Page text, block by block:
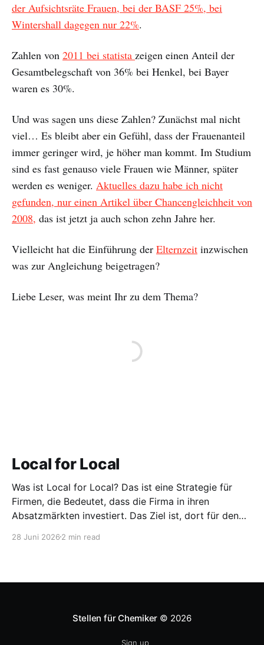
der Aufsichtsräte Frauen, bei der BASF 25%, bei
Wintershall dagegen nur 22%.
Zahlen von 2011 bei statista zeigen einen Anteil der
Gesamtbelegschaft von 36% bei Henkel, bei Bayer
waren es 30%.
Und was sagen uns diese Zahlen? Zunächst mal nicht
viel… Es bleibt aber ein Gefühl, dass der Frauenanteil
immer geringer wird, je höher man kommt. Im Studium
sind es fast genauso viele Frauen wie Männer, später
werden es weniger. Aktuelles dazu habe ich nicht
gefunden, nur einen Artikel über Chancengleichheit von
2008, das ist jetzt ja auch schon zehn Jahre her.
Vielleicht hat die Einführung der Elternzeit inzwischen
was zur Angleichung beigetragen?
Liebe Leser, was meint Ihr zu dem Thema?
Local for Local
Was ist Local for Local? Das ist eine Strategie für
Firmen, die Bedeutet, dass die Firma in ihren
Absatzmärkten investiert. Das Ziel ist, dort für den
entwickeln. Diese Strategie ist von Toyota bekannt,
28 Juni 2026 2 min read
Stellen für Chemiker © 2026
Sign up